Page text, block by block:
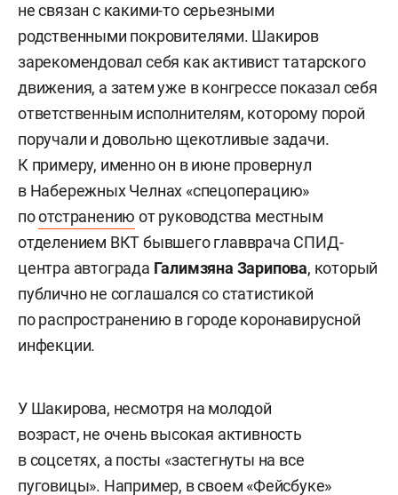
не связан с какими-то серьезными
родственными покровителями. Шакиров
зарекомендовал себя как активист татарского
движения, а затем уже в конгрессе показал себя
ответственным исполнителям, которому порой
поручали и довольно щекотливые задачи.
К примеру, именно он в июне провернул
в Набережных Челнах «спецоперацию»
поотстранению от руководства местным
отделением ВКТ бывшего главврача СПИД-
центра автограда Галимзяна Зарипова, который
публично не соглашался со статистикой
по распространению в городе коронавирусной
инфекции.
У Шакирова, несмотря на молодой
возраст, не очень высокая активность
в соцсетях, а посты «застегнуты на все
пуговицы». Например, в своем «Фейсбуке»